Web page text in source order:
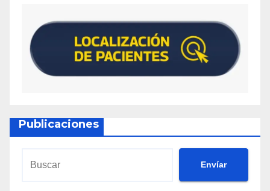
Publicaciones
Envíar